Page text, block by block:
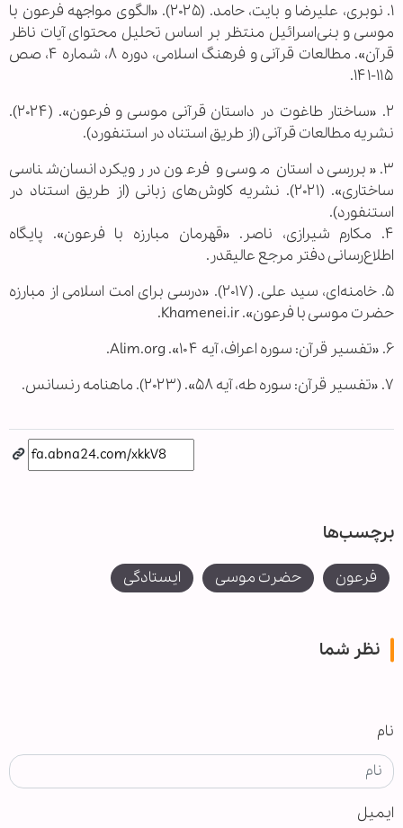
۱. نوبری، علیرضا و بایت، حامد. (۲۰۲۵). «الگوی مواجهه فرعون با
موسی و بنی‌اسرائیل منتظر بر اساس تحلیل محتوای آیات ناظر
قرآن». مطالعات قرآنی و فرهنگ اسلامی، دوره ۸، شماره ۴، صص
۱۱۵-۱۴۱.
۲. «ساختار طاغوت در داستان قرآنی موسی و فرعون». (۲۰۲۴).
نشریه مطالعات قرآنی (از طریق استناد در استنفورد).
۳. «بررسی داستان موسی و فرعون در رویکرد انسان‌شناسی
ساختاری». (۲۰۲۱). نشریه کاوش‌های زبانی (از طریق استناد در
استنفورد).
۴. مکارم شیرازی، ناصر. «قهرمان مبارزه با فرعون». پایگاه
اطلاع‌رسانی دفتر مرجع عالیقدر.
۵. خامنه‌ای، سید علی. (۲۰۱۷). «درسی برای امت اسلامی از مبارزه
حضرت موسی با فرعون». Khamenei.ir.
۶. «تفسیر قرآن: سوره اعراف، آیه ۱۰۴». Alim.org.
۷. «تفسیر قرآن: سوره طه، آیه ۵۸». (۲۰۲۳). ماهنامه رنسانس.
برچسب‌ها
فرعون حضرت موسی ایستادگی
نظر شما
نام
ایمیل